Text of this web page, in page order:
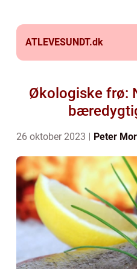
ATLEVESUNDT.dk
Økologiske frø:
26 oktober 2023 Peter